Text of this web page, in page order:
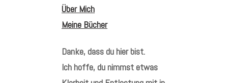
Über Mich
Meine Bücher
Danke, dass du hier bist.
Ich hoffe, du nimmst etwas